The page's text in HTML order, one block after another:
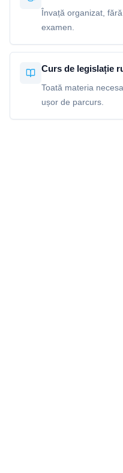
Învață organizat,
examen.
Curs de legislație
Toată materia
ușor de parcurs.